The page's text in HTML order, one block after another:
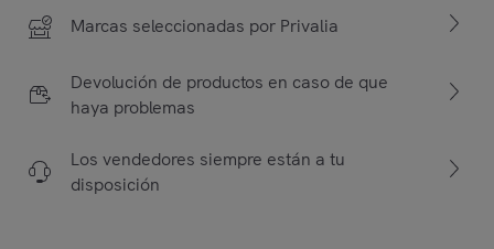
Marcas seleccionadas por Privalia
Devolución de productos en caso de que
haya problemas
Los vendedores siempre están a tu
disposición